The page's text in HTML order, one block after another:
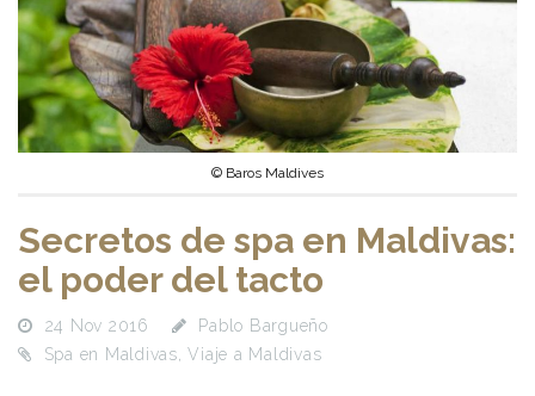
© Baros Maldives
Secretos de spa en Maldivas:
el poder del tacto
24 Nov 2016
Pablo Bargueño
Spa en Maldivas ,Viaje a Maldivas